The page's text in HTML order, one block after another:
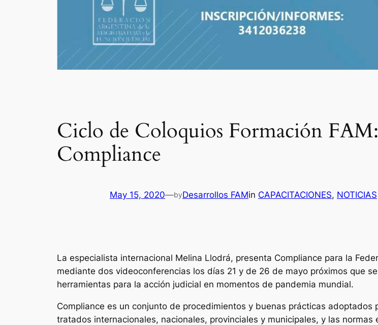
Ciclo de Coloquios Formación
Compliance
May 15, 2020—byDesarrollos FAMin CAPACITACIONES, NOTICIAS
La especialista internacional Melina Llodrá, presenta Compliance para la
mediante dos videoconferencias los días 21 y de 26 de mayo próximos que
herramientas para la acción judicial en momentos de pandemia mundial.
Compliance es un conjunto de procedimientos y buenas prácticas
tratados internacionales, nacionales, provinciales y municipales, y las